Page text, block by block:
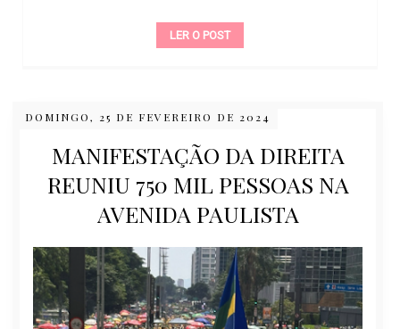
LER O POST
DOMINGO, 25 DE FEVEREIRO DE 2024
MANIFESTAÇÃO DA DIREITA
REUNIU 750 MIL PESSOAS NA
AVENIDA PAULISTA